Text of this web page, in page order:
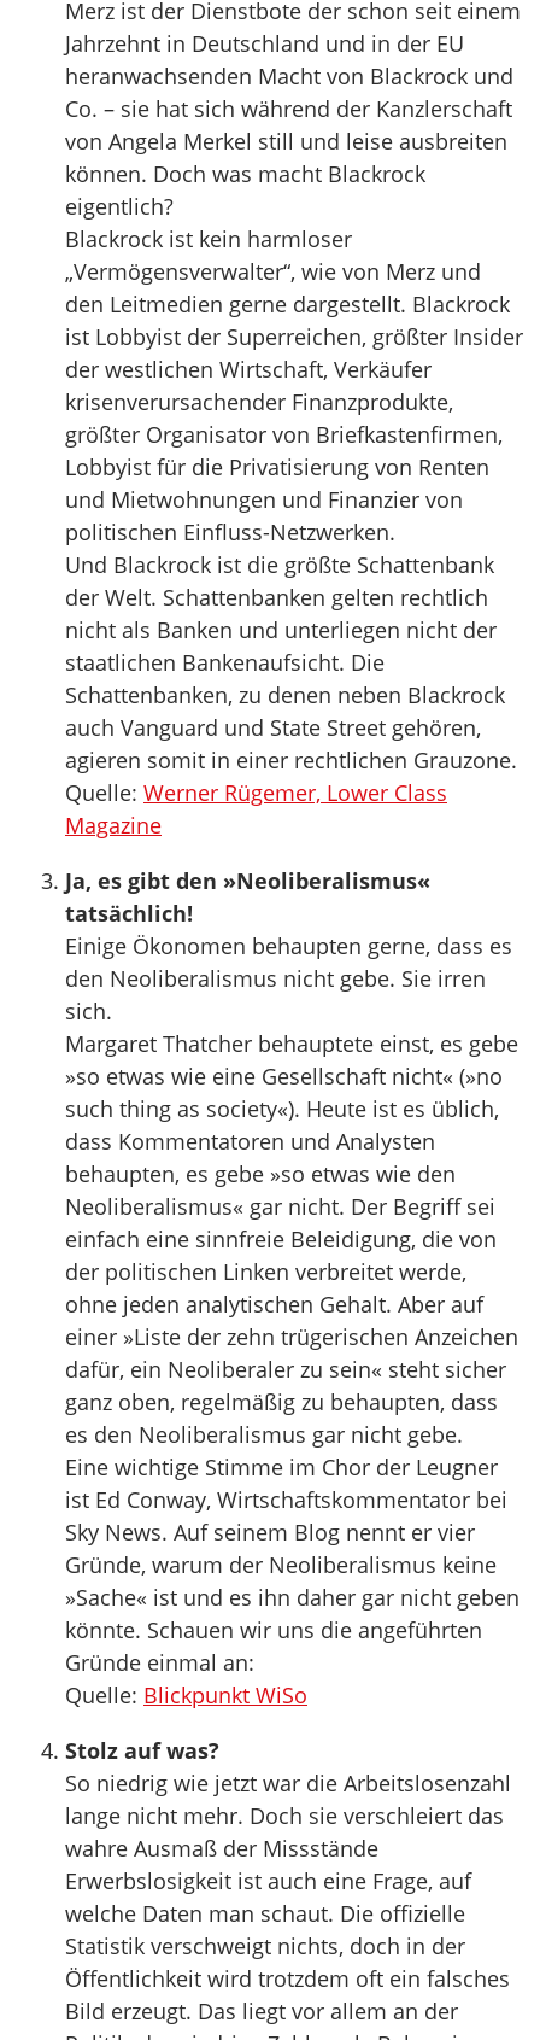
Merz ist der Dienstbote der schon seit einem
Jahrzehnt in Deutschland und in der EU
heranwachsenden Macht von Blackrock und
Co. – sie hat sich während der Kanzlerschaft
von Angela Merkel still und leise ausbreiten
können. Doch was macht Blackrock
eigentlich?
Blackrock ist kein harmloser
„Vermögensverwalter“, wie von Merz und
den Leitmedien gerne dargestellt. Blackrock
ist Lobbyist der Superreichen, größter Insider
der westlichen Wirtschaft, Verkäufer
krisenverursachender Finanzprodukte,
größter Organisator von Briefkastenfirmen,
Lobbyist für die Privatisierung von Renten
und Mietwohnungen und Finanzier von
politischen Einfluss-Netzwerken.
Und Blackrock ist die größte Schattenbank
der Welt. Schattenbanken gelten rechtlich
nicht als Banken und unterliegen nicht der
staatlichen Bankenaufsicht. Die
Schattenbanken, zu denen neben Blackrock
auch Vanguard und State Street gehören,
agieren somit in einer rechtlichen Grauzone.
Quelle: Werner Rügemer, Lower Class
Magazine
Ja, es gibt den »Neoliberalismus«
tatsächlich!
Einige Ökonomen behaupten gerne, dass es
den Neoliberalismus nicht gebe. Sie irren
sich.
Margaret Thatcher behauptete einst, es gebe
»so etwas wie eine Gesellschaft nicht« (»no
such thing as society«). Heute ist es üblich,
dass Kommentatoren und Analysten
behaupten, es gebe »so etwas wie den
Neoliberalismus« gar nicht. Der Begriff sei
einfach eine sinnfreie Beleidigung, die von
der politischen Linken verbreitet werde,
ohne jeden analytischen Gehalt. Aber auf
einer »Liste der zehn trügerischen Anzeichen
dafür, ein Neoliberaler zu sein« steht sicher
ganz oben, regelmäßig zu behaupten, dass
es den Neoliberalismus gar nicht gebe.
Eine wichtige Stimme im Chor der Leugner
ist Ed Conway, Wirtschaftskommentator bei
Sky News. Auf seinem Blog nennt er vier
Gründe, warum der Neoliberalismus keine
»Sache« ist und es ihn daher gar nicht geben
könnte. Schauen wir uns die angeführten
Gründe einmal an:
Quelle: Blickpunkt WiSo
Stolz auf was?
So niedrig wie jetzt war die Arbeitslosenzahl
lange nicht mehr. Doch sie verschleiert das
wahre Ausmaß der Missstände
Erwerbslosigkeit ist auch eine Frage, auf
welche Daten man schaut. Die offizielle
Statistik verschweigt nichts, doch in der
Öffentlichkeit wird trotzdem oft ein falsches
Bild erzeugt. Das liegt vor allem an der